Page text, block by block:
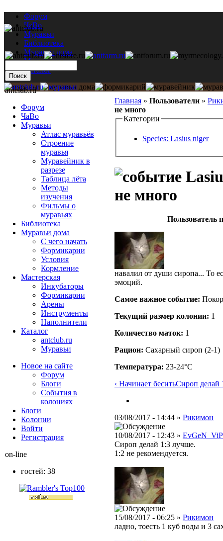
Форум
ЧаВо
Муравьи
Библиотека
Муравьи дома
Мастерская
Каталог
Главная » Пользователи »
не много
Категории
Species: Lasius niger
не много
Пользователь
навалил от души сиропа... То
эмоций.
Самое важное событие:
Текущий размер кoлонии: 1
Количество маток: 1
Рацион: Сахарный сироп (2-1)
Температура: 23-24°C
‹ Начинает беситьСироп делай
03/08/2017 - 14:44 » Рикимон
10/08/2017 - 12:43 » EvGeN_ViP
Сироп делай 1:3 лучше.
1:2 не рекомендуется.
15/08/2017 - 06:25 » Рикимон
ладно, тоесть 1 куб воды и 3
antclub.ru
Форум
ЧаВо
Муравьи
Атлас муравьёв
Строение
муравья
Муравейник в
разрезе
Таблица лёта
Методы
изучения
Фильмы о
муравьях
Библиотека
Муравьи дома
С чего начать
Формикарии
Условия
Кормление
Мастерская
Инкубаторы
Формикарии
Арены
Инструменты
Наполнители
Каталог
antclub.ru
Муравьи
Новое на сайте
Форум
Блоги
События в
колониях
Блоги
Колонии
Войти
Peгиcтpaция
on-line
гостей: 38